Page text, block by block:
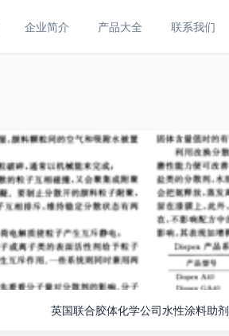
企业简介 产品大全 联系我们
英国联合胶体化学公司水性涂料助